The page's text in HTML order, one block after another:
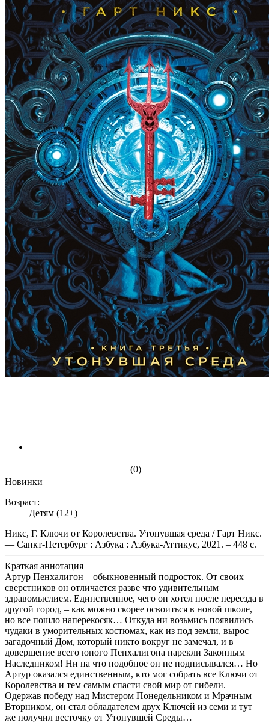
(0)
Новинки
Возраст:
Детям (12+)
Никс, Г. Ключи от Королевства. Утонувшая среда / Гарт Никс.
— Санкт-Петербург : Азбука : Азбука-Аттикус, 2021. – 448 с.
Краткая аннотация
Артур Пенхалигон – обыкновенный подросток. От своих
сверстников он отличается разве что удивительным
здравомыслием. Единственное, чего он хотел после переезда в
другой город, – как можно скорее освоиться в новой школе,
но все пошло наперекосяк… Откуда ни возьмись появились
чудаки в уморительных костюмах, как из под земли, вырос
загадочный Дом, который никто вокруг не замечал, и в
довершение всего юного Пенхалигона нарекли Законным
Наследником! Ни на что подобное он не подписывался… Но
Артур оказался единственным, кто мог собрать все Ключи от
Королевства и тем самым спасти свой мир от гибели.
Одержав победу над Мистером Понедельником и Мрачным
Вторником, он стал обладателем двух Ключей из семи и тут
же получил весточку от Утонувшей Среды…